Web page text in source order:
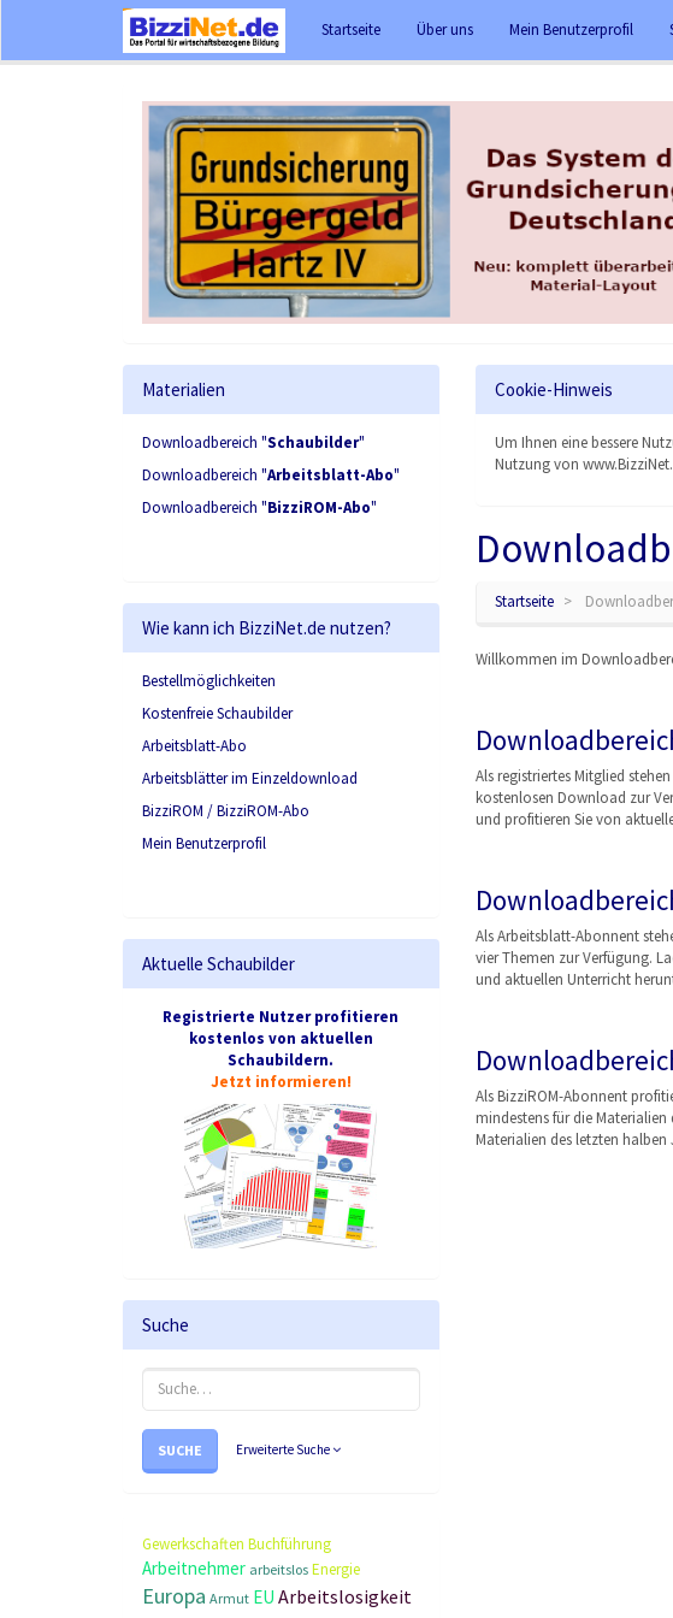
Startseite Über uns Mein Benutzerprofil
Materialien
Downloadbereich "Schaubilder"
Downloadbereich "Arbeitsblatt-Abo"
Downloadbereich "BizziROM-Abo"
Wie kann ich BizziNet.de nutzen?
Bestellmöglichkeiten
Kostenfreie Schaubilder
Arbeitsblatt-Abo
Arbeitsblätter im Einzeldownload
BizziROM / BizziROM-Abo
Mein Benutzerprofil
Aktuelle Schaubilder
Registrierte Nutzer profitieren
kostenlos von aktuellen
Schaubildern.
Jetzt informieren!
Suche
SUCHE Erweiterte Suche
Gewerkschaften Buchführung
Arbeitnehmer arbeitslos Energie
Europa Armut EU Arbeitslosigkeit
Cookie-Hinweis
Um Ihnen eine bessere
Nutzung von
Startseite
Willkommen im
Als registriertes Mitglied
kostenlosen Download zur
und profitieren Sie von
Als Arbeitsblatt-Abonnent
vier Themen zur Verfügung.
und aktuellen Unterricht
Als BizziROM-Abonnent
mindestens für die Materialien
Materialien des letzten halben